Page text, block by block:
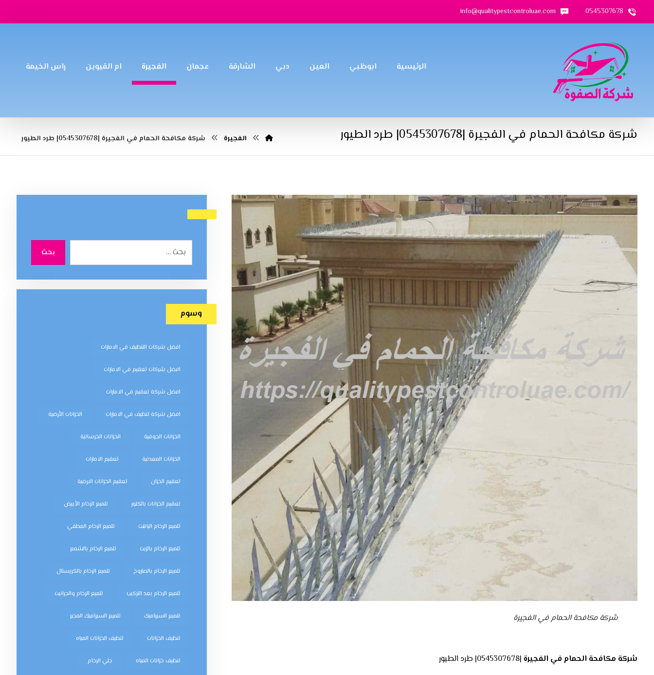
0545307678
info@qualitypestcontroluae.com
الرئيسية ابوظبي العين دبي الشارقة عجمان الفجيرة ام القيوين راس الخيمة
شركة مكافحة الحمام في الفجيرة |0545307678| طرد الطيور الفجيرة شركة مكافحة الحمام في الفجيرة |0545307678| طرد الطيور
شركة مكافحة الحمام في الفجيرة
شركة مكافحة الحمام في الفجيرة |0545307678| طرد الطيور
بحث
وسوم
افضل شركات التنظيف في الامارات
افضل شركات تعقيم في الامارات
افضل شركة تعقيم في الامارات
افضل شركة تنظيف في الامارات الخزانات الأرضية
الخزانات الجوفية الخزانات الخرسانية
الخزانات المعدنية تعقيم الامارات
تعقيم الخزان تعقيم الخزانات الارضية
تعقيم الخزانات بالكلور تلميع الرخام الأبيض
تلميع الرخام الباهت تلميع الرخام المطفي
تلميع الرخام بالزيت تلميع الرخام بالشمع
تلميع الرخام بالصاروخ تلميع الرخام بالكريستال
تلميع الرخام بعد التركيب تلميع الرخام والجرانيت
تلميع السيراميك تلميع السيراميك المجير
تنظيف الخزانات تنظيف الخزانات المياه
تنظيف خزانات المياه جلي الرخام